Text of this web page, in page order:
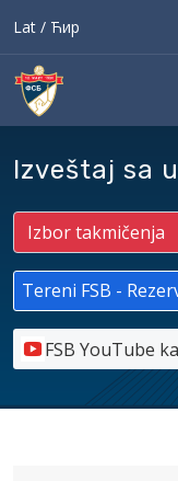
Lat / Ћир
Izveštaj sa
Tereni FSB -
FSB YouTube